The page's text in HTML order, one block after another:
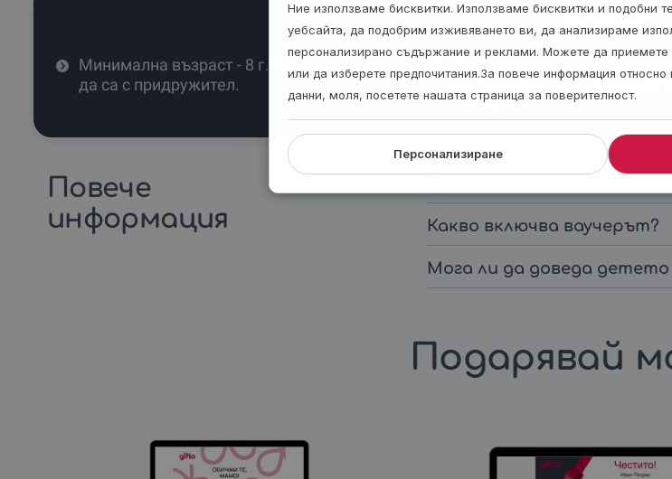
Важно
Минимална възраст - 8 г. Децата трябва
да са с придружител.
Преживяването е
да поканиш член от
компания.
Повече
информация
Какво включва ваучерът?
Мога ли да доведа детето
Подарявай
Ние използваме бисквитки. Използваме бисквитки и подобни
уебсайта, да подобрим изживяването ви, да анализираме
персонализирано съдържание и реклами. Можете да приемете
или да изберете предпочитания.За повече информация
данни, моля, посетете нашата страница за поверителност.
Персонализиране